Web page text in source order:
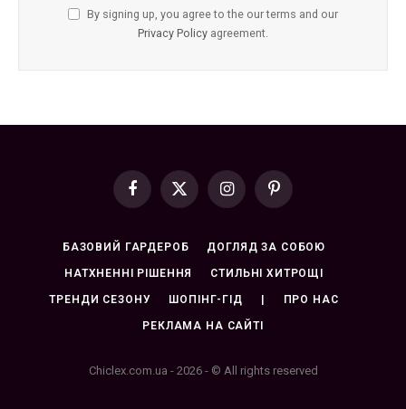
By signing up, you agree to the our terms and our
Privacy Policy agreement.
Facebook
X
InstagramPinterest
БАЗОВИЙ ГАРДЕРОБ ДОГЛЯД ЗА СОБОЮ
НАТХНЕННІ РІШЕННЯ СТИЛЬНІ ХИТРОЩІ
ТРЕНДИ СЕЗОНУ ШОПІНГ-ГІД | ПРО НАС
РЕКЛАМА НА САЙТІ
Chiclex.com.ua - 2026 - © All rights reserved